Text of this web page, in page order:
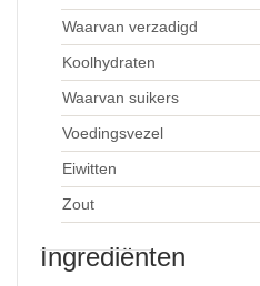
Waarvan verzadigd
Koolhydraten
Waarvan suikers
Voedingsvezel
Eiwitten
Zout
Ingrediënten